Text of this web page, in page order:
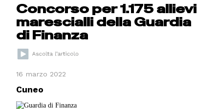
Concorso per 1.175 allievi
marescialli della Guardia
di Finanza
16 marzo 2022
Cuneo